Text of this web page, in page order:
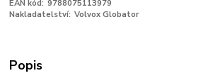
EAN kód: 9788075113979
Nakladatelství: Volvox Globator
Popis